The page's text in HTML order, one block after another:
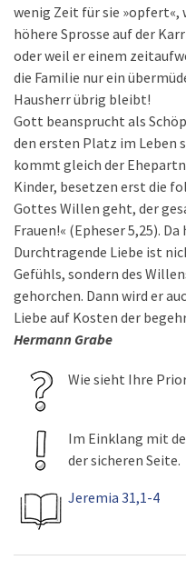
wenig Zeit für sie »opfert«,
höhere Sprosse auf der
oder weil er einem
die Familie nur ein
Hausherr übrig bleibt!
Gott beansprucht als
den ersten Platz im Leben
kommt gleich der
Kinder, besetzen erst die
Gottes Willen geht, der
Frauen!« (Epheser 5,25).
Durchtragende Liebe ist
Gefühls, sondern des
gehorchen. Dann wird er
Liebe auf Kosten der
Hermann Grabe
Wie sieht Ihre
Im Einklang mit
der sicheren Seite.
Jeremia 31,1-4